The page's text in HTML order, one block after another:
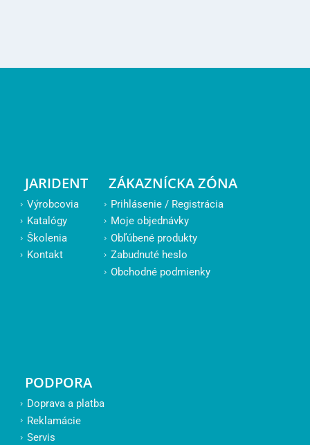
JARIDENT
Výrobcovia
Katalógy
Školenia
Kontakt
ZÁKAZNÍCKA ZÓNA
Prihlásenie / Registrácia
Moje objednávky
Obľúbené produkty
Zabudnuté heslo
Obchodné podmienky
PODPORA
Doprava a platba
Reklamácie
Servis